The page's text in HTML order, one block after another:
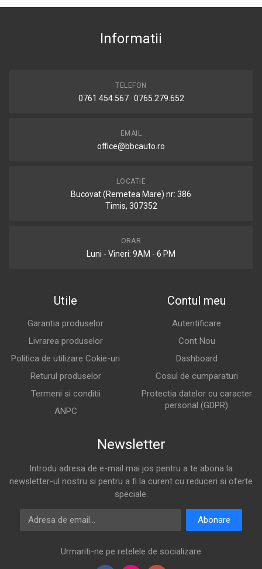
Informatii
TELEFON
0761.454.567 0765.279.652
EMAIL
office@bbcauto.ro
LOCATIE
Bucovat (Remetea Mare) nr: 386
Timis, 307352
ORAR
Luni - Vineri: 9AM - 6 PM
Utile
Garantia produselor
Livrarea produselor
Politica de utilizare Cokie-uri
Returul produselor
Termeni si conditii
ANPC
Contul meu
Autentificare
Cont Nou
Dashboard
Cosul de cumparaturi
Protectia datelor cu caracter
personal (GDPR)
Newsletter
Introdu adresa de e-mail mai jos pentru a te abona la
newsletter-ul nostru si pentru a fi la curent cu reduceri si oferte
speciale.
Adresa de email
Abonare
Urmariti-ne pe retelele de socializare